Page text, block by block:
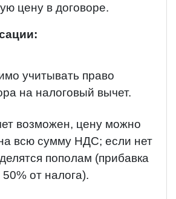
цену в договоре.
учитывать право
на налоговый вычет.
возможен, цену можно
всю сумму НДС; если нет
пополам (прибавка
50% от налога).